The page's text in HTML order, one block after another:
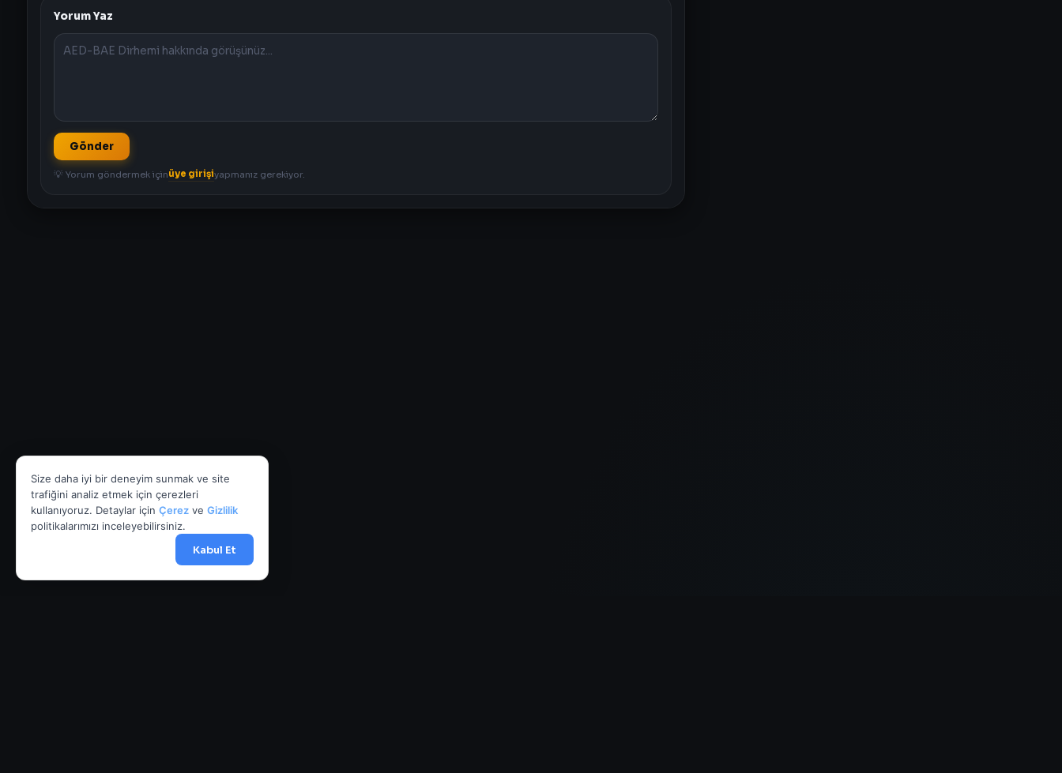
Yorum Yaz
Gönder
💡 Yorum göndermek içinüye girişiyapmanız gerekiyor.
Size daha iyi bir deneyim sunmak ve site
trafiğini analiz etmek için çerezleri
kullanıyoruz. Detaylar için Çerez ve Gizlilik
politikalarımızı inceleyebilirsiniz.
Kabul Et